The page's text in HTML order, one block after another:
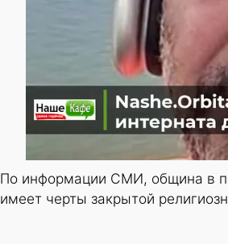
По информации СМИ, община в
имеет черты закрытой